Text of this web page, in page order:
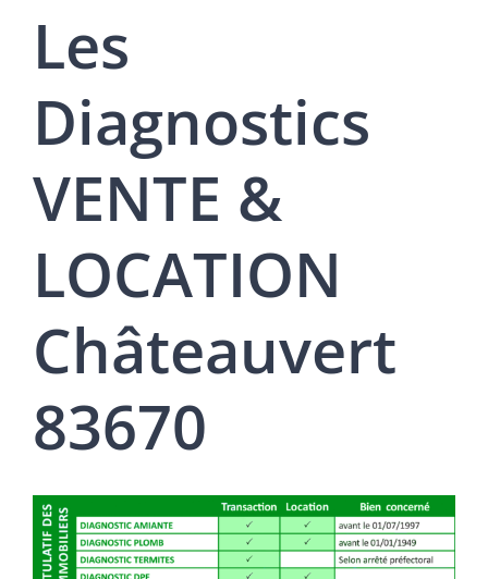
Les
Diagnostics
VENTE &
LOCATION
Châteauvert
83670